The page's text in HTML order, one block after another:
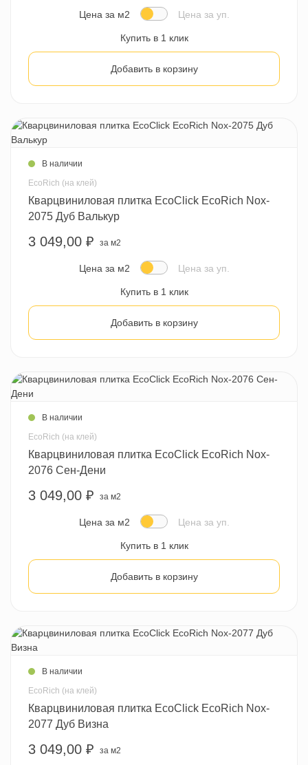
Цена за м2 Цена за уп.
Купить в 1 клик
Добавить в корзину
В наличии
EcoRich (на клей)
Кварцвиниловая плитка EcoClick EcoRich Nox-
2075 Дуб Валькур
3 049,00 ₽ за м2
Цена за м2 Цена за уп.
Купить в 1 клик
Добавить в корзину
В наличии
EcoRich (на клей)
Кварцвиниловая плитка EcoClick EcoRich Nox-
2076 Сен-Дени
3 049,00 ₽ за м2
Цена за м2 Цена за уп.
Купить в 1 клик
Добавить в корзину
В наличии
EcoRich (на клей)
Кварцвиниловая плитка EcoClick EcoRich Nox-
2077 Дуб Визна
3 049,00 ₽ за м2